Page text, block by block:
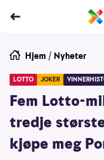
Hjem / Nyheter
LOTTO JOKER
Fem Lotto-
tredje
kjøpe meg